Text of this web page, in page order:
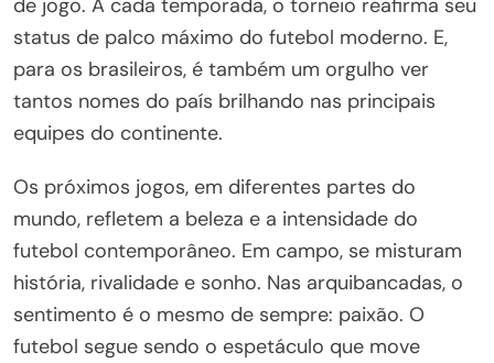
status de palco máximo do futebol moderno. E,
para os brasileiros, é também um orgulho ver
tantos nomes do país brilhando nas principais
equipes do continente.
Os próximos jogos, em diferentes partes do
mundo, refletem a beleza e a intensidade do
futebol contemporâneo. Em campo, se misturam
história, rivalidade e sonho. Nas arquibancadas, o
sentimento é o mesmo de sempre: paixão. O
futebol segue sendo o espetáculo que move